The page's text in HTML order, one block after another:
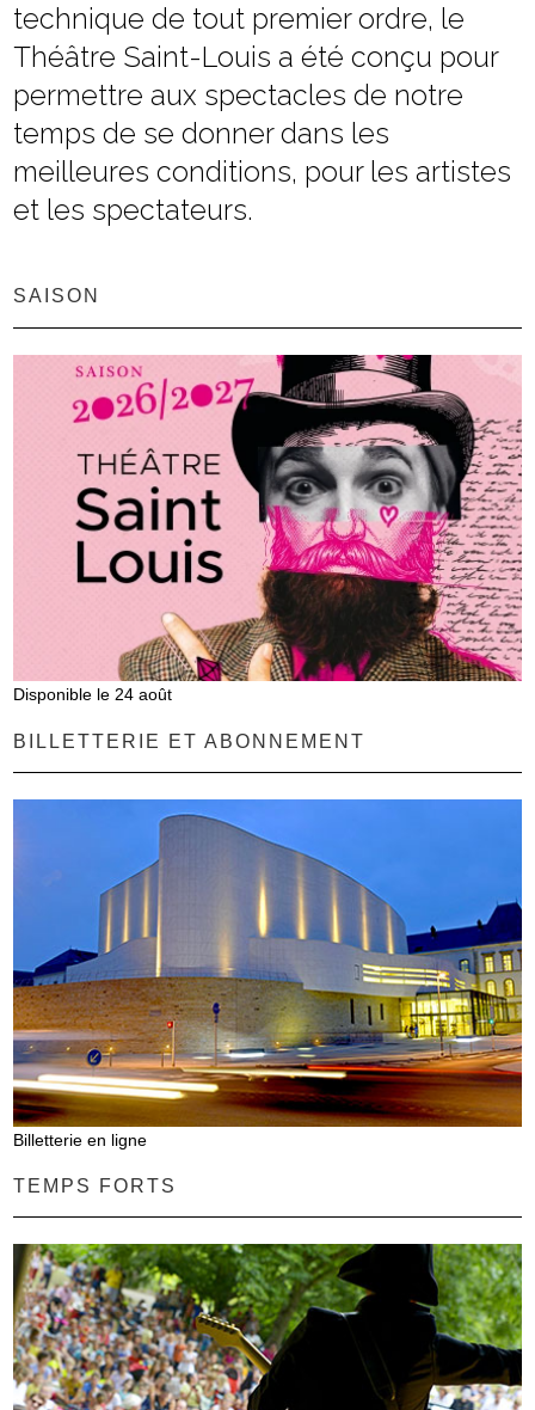
technique de tout premier ordre, le
Théâtre Saint-Louis a été conçu pour
permettre aux spectacles de notre
temps de se donner dans les
meilleures conditions, pour les artistes
et les spectateurs.
SAISON
Disponible le 24 août
BILLETTERIE ET ABONNEMENT
Billetterie en ligne
TEMPS FORTS